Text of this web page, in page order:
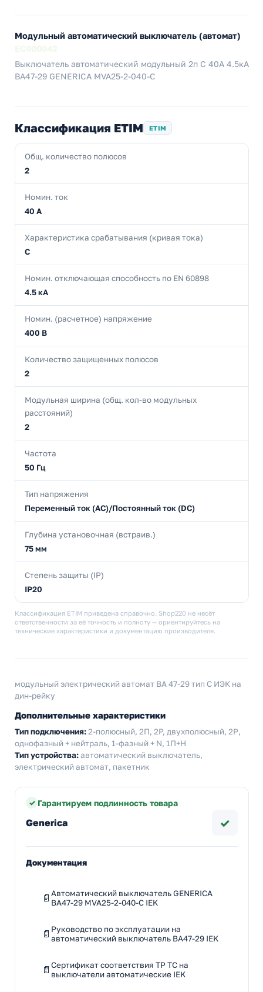
Модульный автоматический выключатель (автомат)
Выключатель автоматический модульный 2п C 40А 4.5кА
ВА47-29 GENERICA MVA25-2-040-C
Классификация ETIM ETIM
Общ. количество полюсов
2
Номин. ток
40 А
Характеристика срабатывания (кривая тока)
C
Номин. отключающая способность по EN 60898
4.5 кА
Номин. (расчетное) напряжение
400 В
Количество защищенных полюсов
2
Модульная ширина (общ. кол-во модульных
расстояний)
2
Частота
50 Гц
Тип напряжения
Переменный ток (AC)/Постоянный ток (DC)
Глубина установочная (встраив.)
75 мм
Степень защиты (IP)
IP20
Классификация ETIM приведена справочно. Shop220 не несёт
ответственности за её точность и полноту — ориентируйтесь на
технические характеристики и документацию производителя.
модульный электрический автомат ВА 47-29 тип С ИЭК на
дин-рейку
Дополнительные характеристики
Тип подключения:2-полюсный, 2П, 2P, двухполюсный, 2Р,
однофазный + нейтраль, 1-фазный + N, 1П+Н
Тип устройства:автоматический выключатель,
электрический автомат, пакетник
Гарантируем подлинность товара
Generica ✓
Документация
Автоматический выключатель GENERICA
ВА47-29 MVA25-2-040-C IEK
Руководство по эксплуатации на
автоматический выключатель ВА47-29 IEK
Сертификат соответствия ТР ТС на
выключатели автоматические IEK